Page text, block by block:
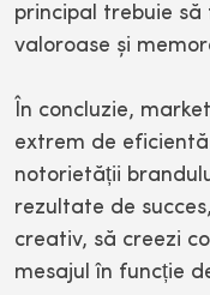
principal trebuie
valoroase și
În concluzie,
extrem de
notorietății
rezultate de
creativ, să creezi
mesajul în funcție